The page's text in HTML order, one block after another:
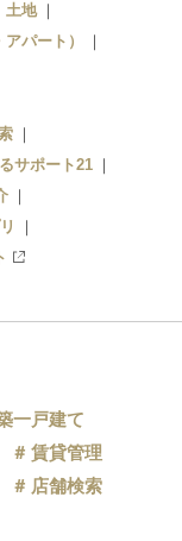
土地
パート）
サポート21
一戸建て
賃貸管理
店舗検索